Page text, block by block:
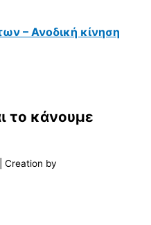
– Ανοδική κίνηση
το κάνουμε
Creation by